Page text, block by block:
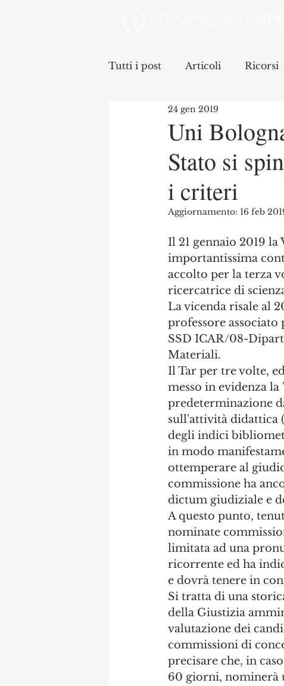
Tutti i post Articoli Ricorsi
Uni
Stato si
i criteri
24 gen 2019
Aggiornamento: 16 feb
Il 21 gennaio 2019 la
importantissima
accolto per la terza
ricercatrice di
La vicenda risale al
professore
SSD ICAR/08-
Materiali.
Il Tar per tre volte,
messo in evidenza
predeterminazione
sull'attività didattica
degli indici
in modo
ottemperare al
commissione ha
dictum giudiziale e
A questo punto,
nominate
limitata ad una
ricorrente ed ha
e dovrà tenere in
Si tratta di una
della Giustizia
valutazione dei
commissioni di
precisare che, in
60 giorni, nominerà